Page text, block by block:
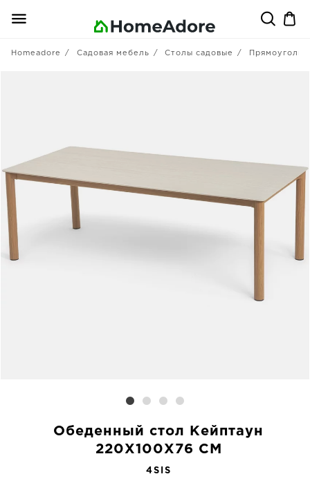
Homeadore Садовая мебель Столы садовые
Обеденный стол Кейптаун
220X100X76 CM
4SIS